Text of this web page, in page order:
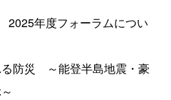
年度フォーラムについ
災 ～能登半島地震・豪